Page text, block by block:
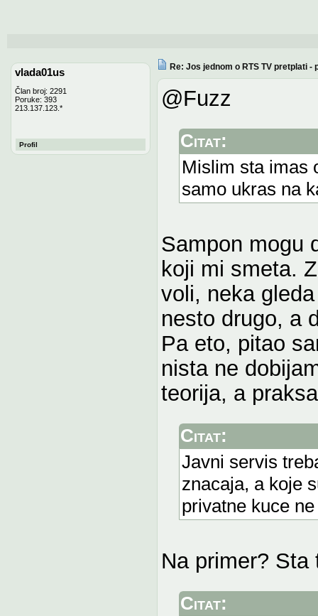
vlada01us
Član broj: 2291
Poruke: 393
213.137.123.*
Profil
Re: Jos jednom o RTS TV pretplati -
@Fuzz
Citat:
Mislim sta imas
samo ukras na
Sampon mogu
koji mi smeta.
voli, neka
nesto drugo, a
Pa eto, pitao
nista ne
teorija, a
Citat:
Javni servis
znacaja, a koje
privatne kuce
Na primer?
Citat: